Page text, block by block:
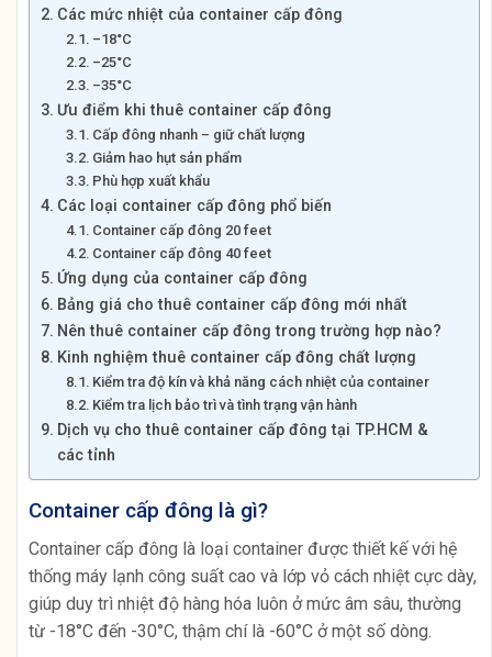
Các mức nhiệt của container cấp đông
–18°C
–25°C
–35°C
Ưu điểm khi thuê container cấp đông
Cấp đông nhanh – giữ chất lượng
Giảm hao hụt sản phẩm
Phù hợp xuất khẩu
Các loại container cấp đông phổ biến
Container cấp đông 20 feet
Container cấp đông 40 feet
Ứng dụng của container cấp đông
Bảng giá cho thuê container cấp đông mới nhất
Nên thuê container cấp đông trong trường hợp nào?
Kinh nghiệm thuê container cấp đông chất lượng
Kiểm tra độ kín và khả năng cách nhiệt của container
Kiểm tra lịch bảo trì và tình trạng vận hành
Dịch vụ cho thuê container cấp đông tại TP.HCM &
các tỉnh
Container cấp đông là gì?
Container cấp đông là loại container được thiết kế với hệ
thống máy lạnh công suất cao và lớp vỏ cách nhiệt cực dày,
giúp duy trì nhiệt độ hàng hóa luôn ở mức âm sâu, thường
từ -18°C đến -30°C, thậm chí là -60°C ở một số dòng.